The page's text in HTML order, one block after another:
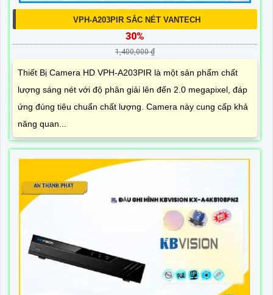
VPH-A203PIR SẮC NÉT VANTECH
30%
1,400,000 ₫
Thiết Bị Camera HD VPH-A203PIR là một sản phẩm chất
lượng sáng nét với độ phân giải lên đến 2.0 megapixel, đáp
ứng đúng tiêu chuẩn chất lượng. Camera này cung cấp khả
năng quan...